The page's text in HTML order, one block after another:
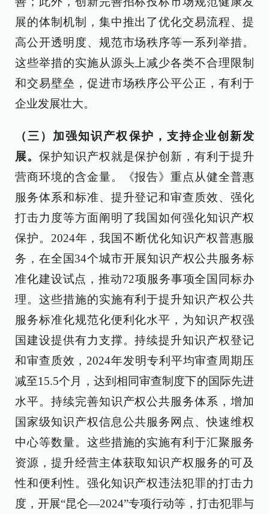
展的体制机制，集中推出了优化交易流程、提
高公开透明度、规范市场秩序等一系列举措。
这些举措的实施从源头上减少各类不合理限制
和交易壁垒，促进市场秩序公平公正，有利于
企业发展壮大。
（三）加强知识产权保护，支持企业创新发
展。 保护知识产权就是保护创新，有利于提升
营商环境的含金量。《报告》重点从健全普惠
服务体系和标准、提升登记和审查质效、强化
打击力度等方面阐明了我国如何强化知识产权
保护。2024年，我国不断优化知识产权普惠服
务，在全国34个城市开展知识产权公共服务标
准化建设试点，推动72项服务事项全国同标办
理。这些措施的实施有利于提升知识产权公共
服务标准化规范化便利化水平，为知识产权强
国建设提供有力支撑。持续提升知识产权登记
和审查质效，2024年发明专利平均审查周期压
减至15.5个月，达到相同审查制度下的国际先进
水平。持续完善知识产权公共服务体系，增加
国家级知识产权信息公共服务网点、快速维权
中心等数量。这些措施的实施有利于汇聚服务
资源，提升经营主体获取知识产权服务的可及
性和便利性。强化知识产权违法犯罪的打击力
度，开展“昆仑—2024”专项行动等，打击犯罪与